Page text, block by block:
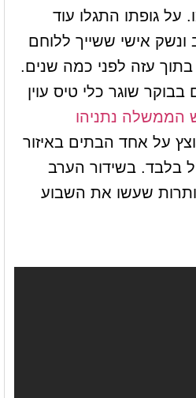
על גופתו התגלו עוד
ונשק אישי ששייך ללוחם
עזה לפני כמה שנים.
שוגר כלי טיס עוין
הממשלה נתניהו
על אחד הבתים באיזור
בלבד. בשידור הערב
שעשו את השבוע